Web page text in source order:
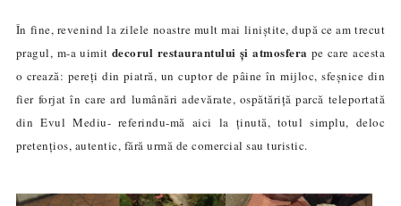
În fine, revenind la zilele noastre mult mai liniștite, după ce am trecut
pragul, m-a uimit decorul restaurantului și atmosfera pe care acesta
o crează: pereți din piatră, un cuptor de pâine în mijloc, sfeșnice din
fier forjat în care ard lumânări adevărate, ospătăriță parcă teleportată
din Evul Mediu- referindu-mă aici la ținută, totul simplu, deloc
pretențios, autentic, fără urmă de comercial sau turistic.